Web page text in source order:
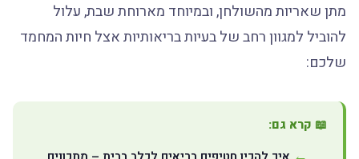
מתן שאריות מהשולחן, ובמיוחד מארוחת שבת, עלול
להוביל למגוון רחב של בעיות בריאותיות אצל חיות המחמד
שלכם:
📖 קרא גם: